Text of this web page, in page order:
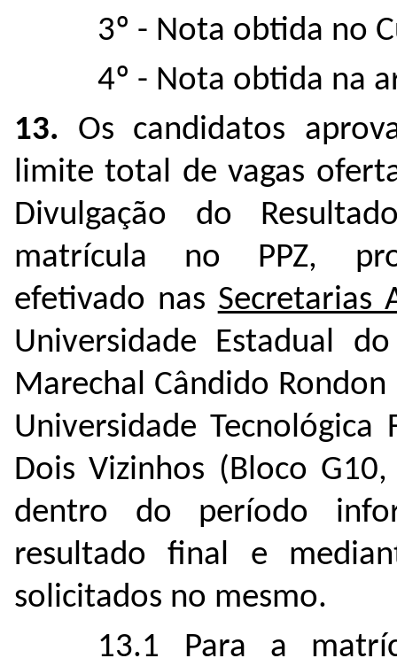
3º - Nota obtida no
4º - Nota obtida na
13. Os candidatos
limite total de vagas
Divulgação do
matrícula no PPZ,
efetivado nas Secretarias
Universidade Estadual
Marechal Cândido
Universidade
Dois Vizinhos (Bloco
dentro do período
resultado final e
solicitados no mesmo.
13.1 Para a